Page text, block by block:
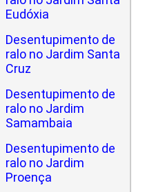
Eudóxia
Desentupimento de
ralo no Jardim Santa
Cruz
Desentupimento de
ralo no Jardim
Samambaia
Desentupimento de
ralo no Jardim
Proença